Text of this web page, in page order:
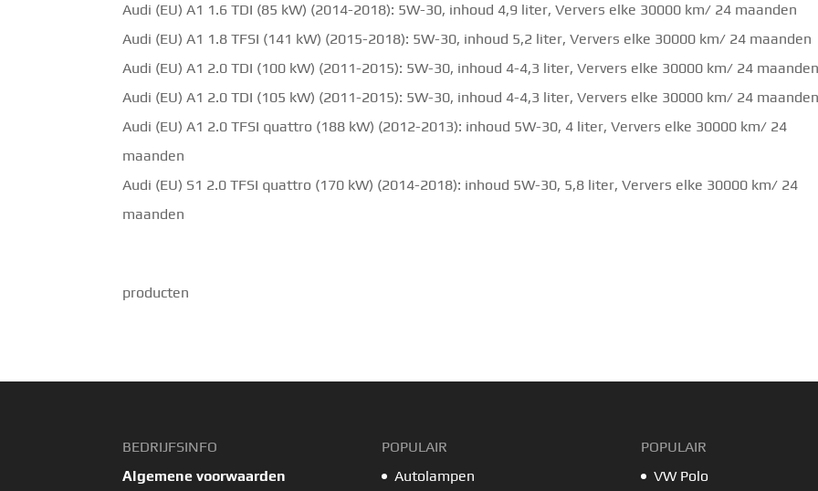
Audi (EU) A1 1.6 TDI (85 kW) (2014-2018): 5W-30, inhoud 4,9 liter, Ververs elke 30000 km/ 24 maanden
Audi (EU) A1 1.8 TFSI (141 kW) (2015-2018): 5W-30, inhoud 5,2 liter, Ververs elke 30000 km/ 24 maanden
Audi (EU) A1 2.0 TDI (100 kW) (2011-2015): 5W-30, inhoud 4-4,3 liter, Ververs elke 30000 km/ 24
Audi (EU) A1 2.0 TDI (105 kW) (2011-2015): 5W-30, inhoud 4-4,3 liter, Ververs elke 30000 km/ 24
Audi (EU) A1 2.0 TFSI quattro (188 kW) (2012-2013): inhoud 5W-30, 4 liter, Ververs elke 30000 km/ 24
maanden
Audi (EU) S1 2.0 TFSI quattro (170 kW) (2014-2018): inhoud 5W-30, 5,8 liter, Ververs elke 30000 km/ 24
maanden
producten
BEDRIJFSINFO
Algemene voorwaarden
POPULAIR
Autolampen
POPULAIR
VW Polo